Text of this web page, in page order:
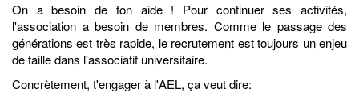
On a besoin de ton aide ! Pour continuer ses activités,
l'association a besoin de membres. Comme le passage des
générations est très rapide, le recrutement est toujours un enjeu
de taille dans l'associatif universitaire.
Concrètement, t'engager à l'AEL, ça veut dire: